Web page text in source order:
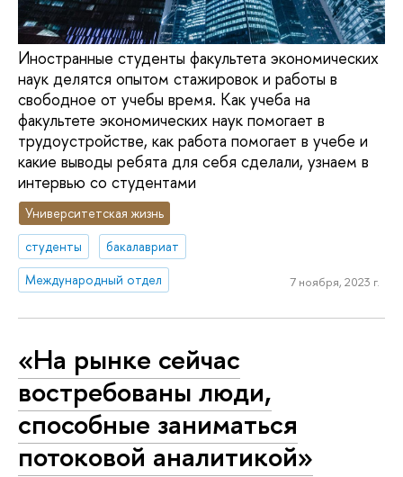
Иностранные студенты факультета экономических
наук делятся опытом стажировок и работы в
свободное от учебы время. Как учеба на
факультете экономических наук помогает в
трудоустройстве, как работа помогает в учебе и
какие выводы ребята для себя сделали, узнаем в
интервью со студентами
Университетская жизнь
студенты
бакалавриат
Международный отдел
7 ноября, 2023 г.
«На рынке сейчас
востребованы люди,
способные заниматься
потоковой аналитикой»